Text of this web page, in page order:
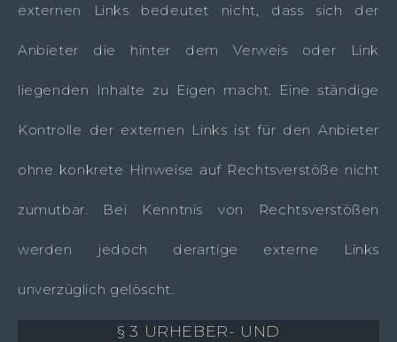
externen Links bedeutet nicht, dass sich der
Anbieter die hinter dem Verweis oder Link
liegenden Inhalte zu Eigen macht. Eine ständige
Kontrolle der externen Links ist für den Anbieter
ohne konkrete Hinweise auf Rechtsverstöße nicht
zumutbar. Bei Kenntnis von Rechtsverstößen
werden jedoch derartige externe Links
unverzüglich gelöscht.
§ 3 URHEBER- UND